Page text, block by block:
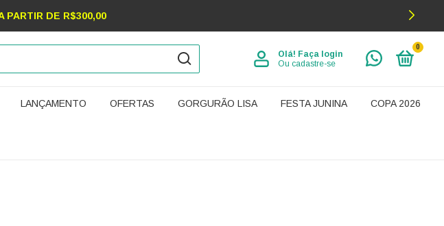
PARTIR DE R$300,00
Olá! Faça login
Ou cadastre-se
0
LANÇAMENTO OFERTAS GORGURÃO LISA FESTA JUNINA COPA 2026